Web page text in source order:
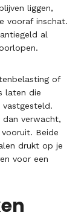
liggen,
vooraf inschat.
al
of
laten die
verwacht,
Beide
drukt op je
voor een